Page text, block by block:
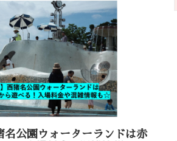
名公園ウォーターランドは赤